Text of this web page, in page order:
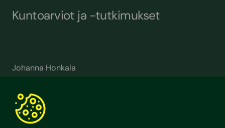
Kuntoarviot ja -tutkimukset
Johanna Honkala
030 670 5652
LVI-tutkimukset